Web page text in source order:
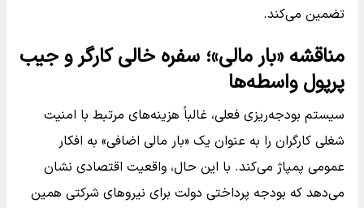
تضمین می‌کند.
مناقشه «بار مالی»؛ سفره خالی کارگر و جیب
پرپول واسطه‌ها
سیستم بودجه‌ریزی فعلی، غالباً هزینه‌های مرتبط با امنیت
شغلی کارگران را به عنوان یک «بار مالی اضافی» به افکار
عمومی پمپاژ می‌کند. با این حال، واقعیت اقتصادی نشان
می‌دهد که بودجه پرداختی دولت برای نیروهای شرکتی همین